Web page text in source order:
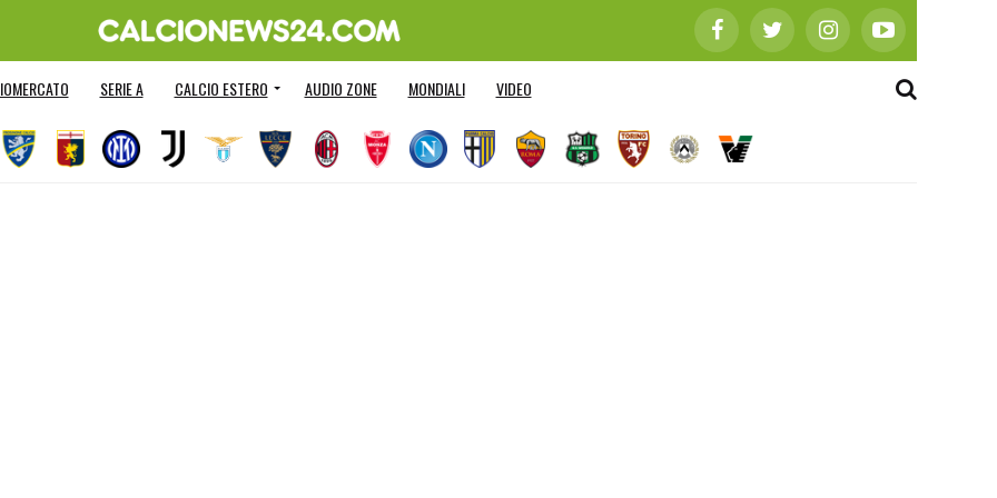
SERIE A CALCIO ESTERO AUDIO ZONE MONDIALI VIDEO